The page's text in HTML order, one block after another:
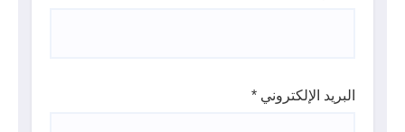
البريد الإلكتروني *